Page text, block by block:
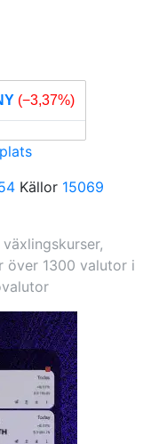
(−3,37%)
Källor 15069
över 1300 valutor i